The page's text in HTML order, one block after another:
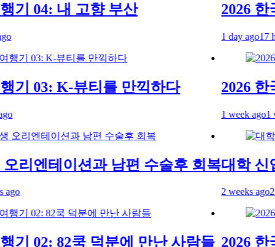
04: 내 고향 부산
03: K-뷰티를 만끽하다
엔테이션과 남편 수술후 회복
02: 82쿡 덕분에 만난 사람들
2026 한
1 day ago17
2026 한
1 week ago1
대학 신입
2 weeks ago2
2026 한국